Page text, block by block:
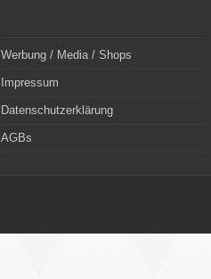
Werbung / Media / Shops
Impressum
Datenschutzerklärung
AGBs